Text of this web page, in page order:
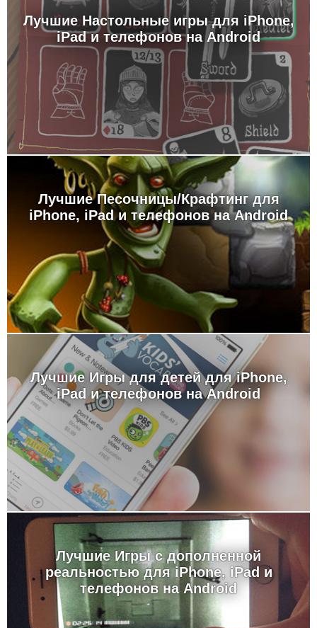
Лучшие Настольные игры для iPhone,
iPad и телефонов на Android
Лучшие Песочницы/Крафтинг для
iPhone, iPad и телефонов на Android
Лучшие Игры для детей для iPhone,
iPad и телефонов на Android
Лучшие Игры с дополненной
реальностью для iPhone, iPad и
телефонов на Android